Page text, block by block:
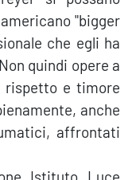
"bigger
che egli ha
quindi opere a
rispetto e timore
anche
affrontati